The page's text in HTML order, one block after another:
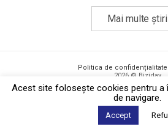
Mai multe știri
Politica de confidențialitate
2026 © Biziday
Acest site foloseşte cookies pentru a
de navigare.
Accept